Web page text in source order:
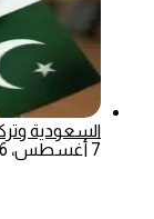
السعودية
7 أغسطس، 2026